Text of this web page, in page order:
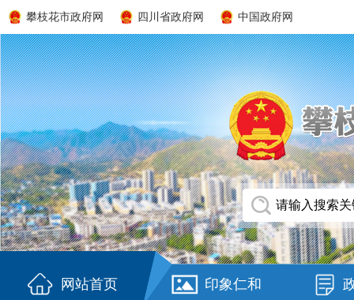
攀枝花市政府网 四川省政府网 中国政府网
网站首页 印象仁和